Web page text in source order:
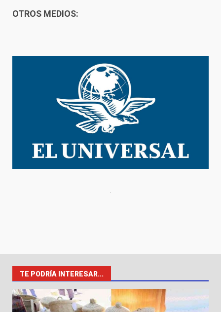
OTROS MEDIOS:
TE PODRÍA INTERESAR...